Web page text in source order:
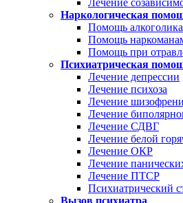
Лечение
Наркологическая
Помощь
Помощь
Помощь при
Психиатрическая
Лечение депрессии
Лечение психоза
Лечение
Лечение
Лечение СДВГ
Лечение белой
Лечение ОКР
Лечение
Лечение ПТСР
Психиатрический
Вызов психиатра